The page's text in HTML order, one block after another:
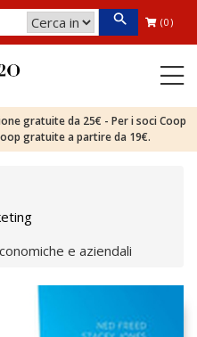
(0)
gratuite da 25€ - Per i soci Coop
gratuite a partire da 19€.
e aziendali